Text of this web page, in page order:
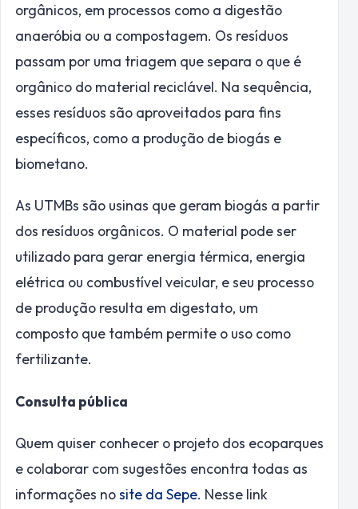
orgânicos, em processos como a digestão
anaeróbia ou a compostagem. Os resíduos
passam por uma triagem que separa o que é
orgânico do material reciclável. Na sequência,
esses resíduos são aproveitados para fins
específicos, como a produção de biogás e
biometano.
As UTMBs são usinas que geram biogás a partir
dos resíduos orgânicos. O material pode ser
utilizado para gerar energia térmica, energia
elétrica ou combustível veicular, e seu processo
de produção resulta em digestato, um
composto que também permite o uso como
fertilizante.
Consulta pública
Quem quiser conhecer o projeto dos ecoparques
e colaborar com sugestões encontra todas as
informações nosite da Sepe. Nesse link